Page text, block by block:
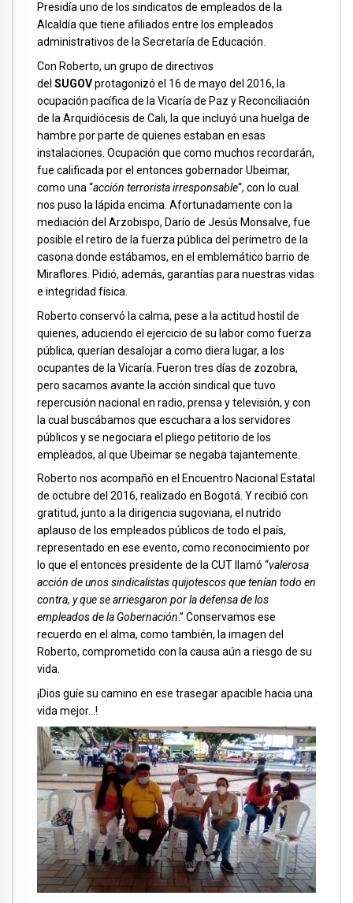
Presidía uno de los sindicatos de empleados de la
Alcaldía que tiene afiliados entre los empleados
administrativos de la Secretaría de Educación.
Con Roberto, un grupo de directivos
del SUGOVprotagonizó el 16 de mayo del 2016, la
ocupación pacífica de la Vicaría de Paz y Reconciliación
de la Arquidiócesis de Cali, la que incluyó una huelga de
hambre por parte de quienes estaban en esas
instalaciones. Ocupación que como muchos recordarán,
fue calificada por el entonces gobernador Ubeimar,
como una “acción terrorista irresponsable“, con lo cual
nos puso la lápida encima. Afortunadamente con la
mediación del Arzobispo, Darío de Jesús Monsalve, fue
posible el retiro de la fuerza pública del perímetro de la
casona donde estábamos, en el emblemático barrio de
Miraflores. Pidió, además, garantías para nuestras vidas
e integridad física.
Roberto conservó la calma, pese a la actitud hostil de
quienes, aduciendo el ejercicio de su labor como fuerza
pública, querían desalojar a como diera lugar, a los
ocupantes de la Vicaría. Fueron tres días de zozobra,
pero sacamos avante la acción sindical que tuvo
repercusión nacional en radio, prensa y televisión, y con
la cual buscábamos que escuchara a los servidores
públicos y se negociara el pliego petitorio de los
empleados, al que Ubeimar se negaba tajantemente.
Roberto nos acompañó en el Encuentro Nacional Estatal
de octubre del 2016, realizado en Bogotá. Y recibió con
gratitud, junto a la dirigencia sugoviana, el nutrido
aplauso de los empleados públicos de todo el país,
representado en ese evento, como reconocimiento por
lo que el entonces presidente de la CUT llamó “valerosa
acción de unos sindicalistas quijotescos que tenían todo en
contra, y que se arriesgaron por la defensa de los
empleados de la Gobernación.” Conservamos ese
recuerdo en el alma, como también, la imagen del
Roberto, comprometido con la causa aún a riesgo de su
vida.
¡Dios guíe su camino en ese trasegar apacible hacia una
vida mejor…!